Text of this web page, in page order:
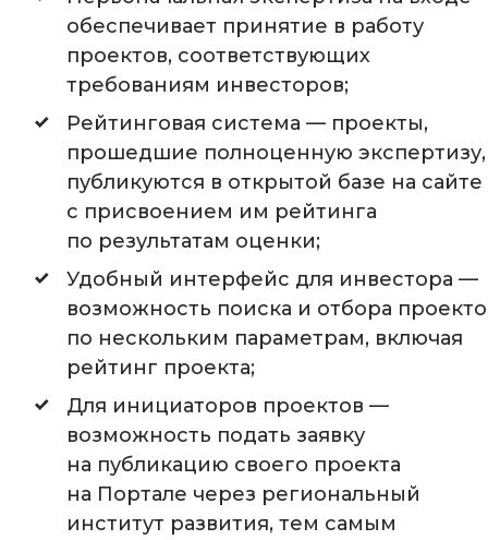
обеспечивает принятие в работу
проектов, соответствующих
требованиям инвесторов;
Рейтинговая система — проекты,
прошедшие полноценную экспертизу,
публикуются в открытой базе на сайте
с присвоением им рейтинга
по результатам оценки;
Удобный интерфейс для инвестора —
возможность поиска и отбора
по нескольким параметрам, включая
рейтинг проекта;
Для инициаторов проектов —
возможность подать заявку
на публикацию своего проекта
на Портале через региональный
институт развития, тем самым